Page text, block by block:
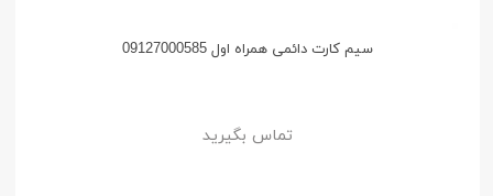
سیم کارت دائمی همراه اول 09127000585
تماس بگیرید